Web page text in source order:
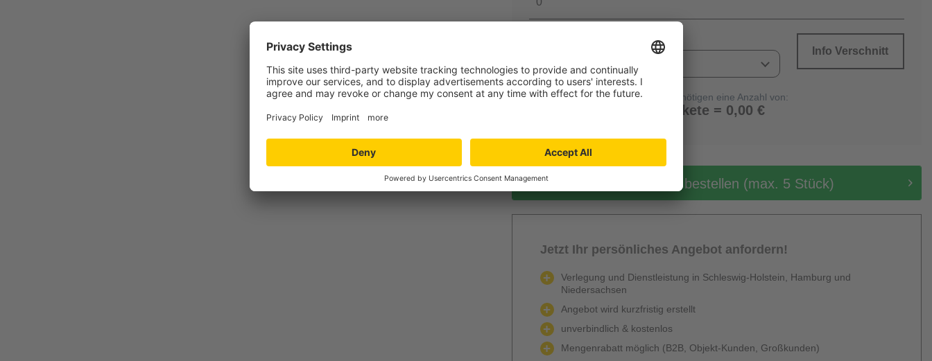
Info Verschnitt
Sie benötigen eine Anzahl von:
0 Pakete = 0,00 €
gratis Muster bestellen (max. 5 Stück)
Jetzt Ihr persönliches Angebot anfordern!
Verlegung und Dienstleistung in Schleswig-Holstein, Hamburg und
Niedersachsen
Angebot wird kurzfristig erstellt
unverbindlich & kostenlos
Mengenrabatt möglich (B2B, Objekt-Kunden, Großkunden)